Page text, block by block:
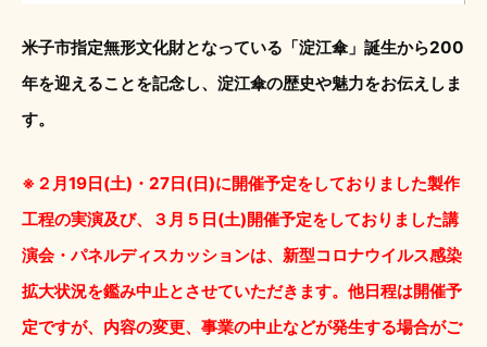
米子市指定無形文化財となっている「淀江傘」誕生から200
年を迎えることを記念し、淀江傘の歴史や魅力をお伝えしま
す。
※２月19日(土)・27日(日)に開催予定をしておりました製作
工程の実演及び、３月５日(土)開催予定をしておりました講
演会・パネルディスカッションは、新型コロナウイルス感染
拡大状況を鑑み中止とさせていただきます。他日程は開催予
定ですが、内容の変更、事業の中止などが発生する場合がご